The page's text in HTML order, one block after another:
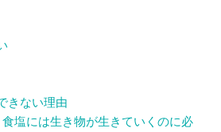
きない理由
食塩には生き物が生きていくのに必